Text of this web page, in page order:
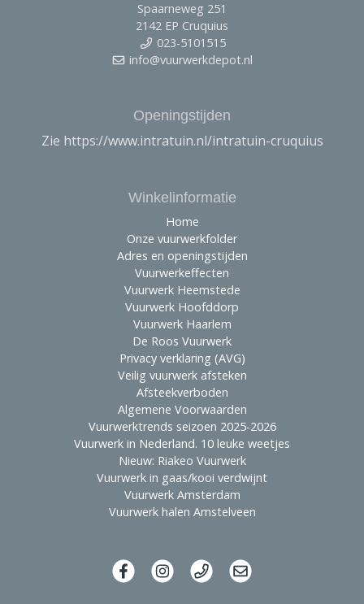
Spaarneweg 251
2142 EP Cruquius
023-5101515
info@vuurwerkdepot.nl
Openingstijden
Zie https://www.intratuin.nl/intratuin-cruquius
Winkelinformatie
Home
Onze vuurwerkfolder
Adres en openingstijden
Vuurwerkeffecten
Vuurwerk Heemstede
Vuurwerk Hoofddorp
Vuurwerk Haarlem
De Roos Vuurwerk
Privacy verklaring (AVG)
Veilig vuurwerk afsteken
Afsteekverboden
Algemene Voorwaarden
Vuurwerktrends seizoen 2025-2026
Vuurwerk in Nederland. 10 leuke weetjes
Nieuw: Riakeo Vuurwerk
Vuurwerk in gaas/kooi verdwijnt
Vuurwerk Amsterdam
Vuurwerk halen Amstelveen